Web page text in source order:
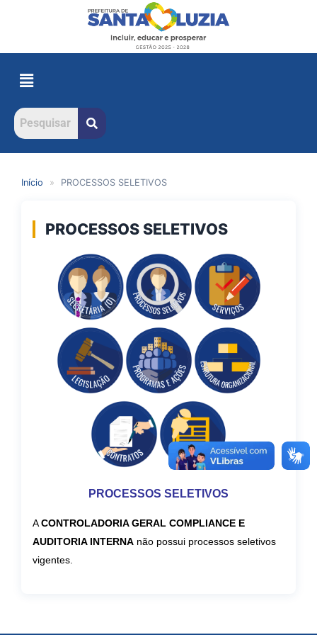
Início » PROCESSOS SELETIVOS
PROCESSOS SELETIVOS
PROCESSOS SELETIVOS
ACONTROLADORIA GERAL COMPLIANCE E
AUDITORIA INTERNA não possui processos seletivos
vigentes.